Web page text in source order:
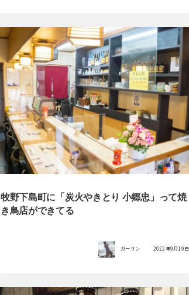
牧野下島町に「炭火やきとり 小郷忠」って焼
き鳥店ができてる
ガーサン 2022年9月19日